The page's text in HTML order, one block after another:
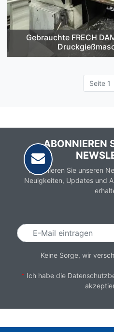
Gebrauchte FRECH
Seite 1
ABONNIEREN
Abonnieren Sie unseren
Neuigkeiten, Updates und
Keine Sorge, wir
* Ich habe die